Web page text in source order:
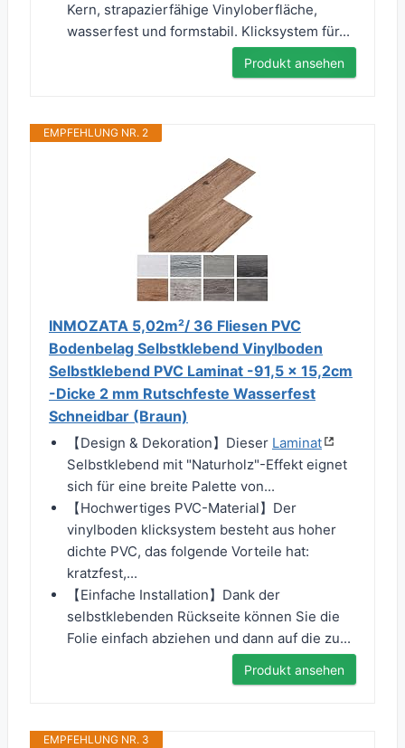
Kern, strapazierfähige Vinyloberfläche,
wasserfest und formstabil. Klicksystem für...
Produkt ansehen
EMPFEHLUNG NR. 2
INMOZATA 5,02m²/ 36 Fliesen PVC
Bodenbelag Selbstklebend Vinylboden
Selbstklebend PVC Laminat -91,5 x 15,2cm
-Dicke 2 mm Rutschfeste Wasserfest
Schneidbar (Braun)
【Design & Dekoration】Dieser Laminat
Selbstklebend mit "Naturholz"-Effekt eignet
sich für eine breite Palette von...
【Hochwertiges PVC-Material】Der
vinylboden klicksystem besteht aus hoher
dichte PVC, das folgende Vorteile hat:
kratzfest,...
【Einfache Installation】Dank der
selbstklebenden Rückseite können Sie die
Folie einfach abziehen und dann auf die zu...
Produkt ansehen
EMPFEHLUNG NR. 3